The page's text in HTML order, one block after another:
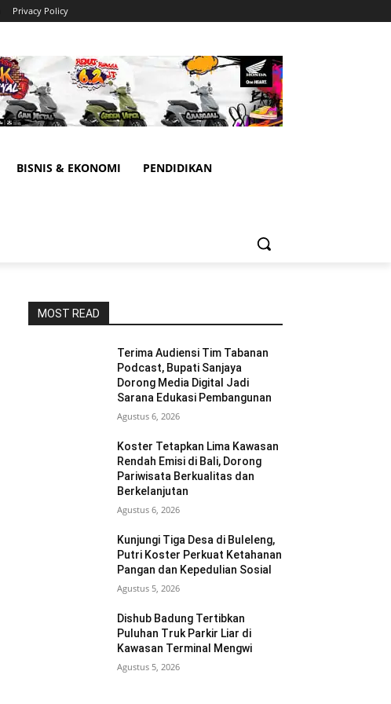
Privacy Policy
BISNIS & EKONOMI PENDIDIKAN
MOST READ
Terima Audiensi Tim Tabanan
Podcast, Bupati Sanjaya
Dorong Media Digital Jadi
Sarana Edukasi Pembangunan
Agustus 6, 2026
Koster Tetapkan Lima Kawasan
Rendah Emisi di Bali, Dorong
Pariwisata Berkualitas dan
Berkelanjutan
Agustus 6, 2026
Kunjungi Tiga Desa di Buleleng,
Putri Koster Perkuat Ketahanan
Pangan dan Kepedulian Sosial
Agustus 5, 2026
Dishub Badung Tertibkan
Puluhan Truk Parkir Liar di
Kawasan Terminal Mengwi
Agustus 5, 2026